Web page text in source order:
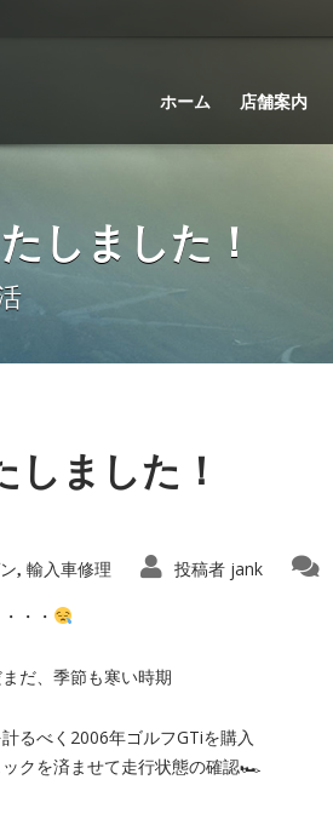
ホーム 店舗案内
しました！
ました！
, 輸入車修理 投稿者 jank
・・
だ、季節も寒い時期
るべく2006年ゴルフGTiを購入
クを済ませて走行状態の確認🏎